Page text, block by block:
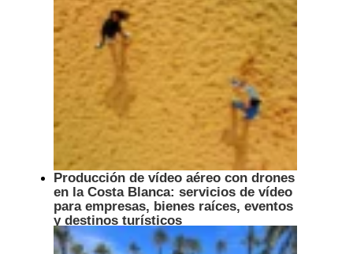
Producción de vídeo aéreo con drones
en la Costa Blanca: servicios de vídeo
para empresas, bienes raíces, eventos
y destinos turísticos